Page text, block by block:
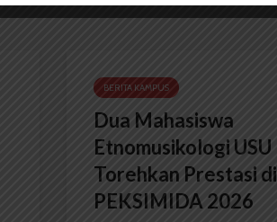
BERITA KAMPUS
Dua Mahasiswa
Etnomusikologi USU
Torehkan Prestasi di
PEKSIMIDA 2026